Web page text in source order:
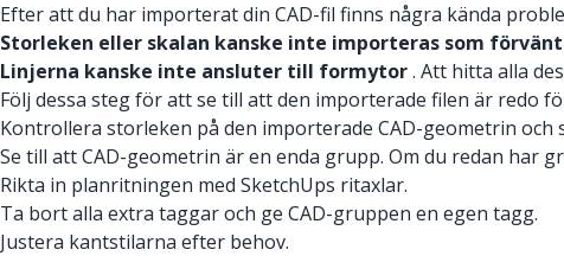
Efter att du har importerat din CAD-fil finns några kända
Storleken eller skalan kanske inte importeras som
Linjerna kanske inte ansluter till formytor. Att hitta alla
Följ dessa steg för att se till att den importerade filen är redo
Kontrollera storleken på den importerade CAD-geometrin och
Se till att CAD-geometrin är en enda grupp. Om du redan har
Rikta in planritningen med SketchUps ritaxlar.
Ta bort alla extra taggar och ge CAD-gruppen en egen tagg.
Justera kantstilarna efter behov.